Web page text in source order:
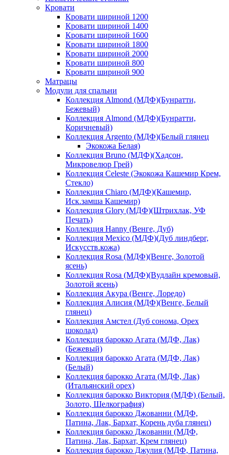
Кровати
Кровати шириной 1200
Кровати шириной 1400
Кровати шириной 1600
Кровати шириной 1800
Кровати шириной 2000
Кровати шириной 800
Кровати шириной 900
Матрацы
Модули для спальни
Коллекция Almond (МДФ)(Бунратти,
Бежевый)
Коллекция Almond (МДФ)(Бунратти,
Коричневый)
Коллекция Argento (МДФ)(Белый глянец
Экокожа Белая)
Коллекция Bruno (МДФ)(Хадсон,
Микровелюр Грей)
Коллекция Celeste (Экокожа Кашемир Крем,
Стекло)
Коллекция Chiaro (МДФ)(Кашемир,
Иск.замша Кашемир)
Коллекция Glory (МДФ)(Штрихлак, УФ
Печать)
Коллекция Hanny (Венге, Дуб)
Коллекция Mexico (МДФ)(Дуб линдберг,
Искусств.кожа)
Коллекция Rosa (МДФ)(Венге, Золотой
ясень)
Коллекция Rosa (МДФ)(Вудлайн кремовый,
Золотой ясень)
Коллекция Акура (Венге, Лоредо)
Коллекция Алисия (МДФ)(Венге, Белый
глянец)
Коллекция Амстел (Дуб сонома, Орех
шоколад)
Коллекция барокко Агата (МДФ, Лак)
(Бежевый)
Коллекция барокко Агата (МДФ, Лак)
(Белый)
Коллекция барокко Агата (МДФ, Лак)
(Итальянский орех)
Коллекция барокко Виктория (МДФ) (Белый,
Золото, Шелкография)
Коллекция барокко Джованни (МДФ,
Патина, Лак, Бархат, Корень дуба глянец)
Коллекция барокко Джованни (МДФ,
Патина, Лак, Бархат, Крем глянец)
Коллекция барокко Джулия (МДФ, Патина,